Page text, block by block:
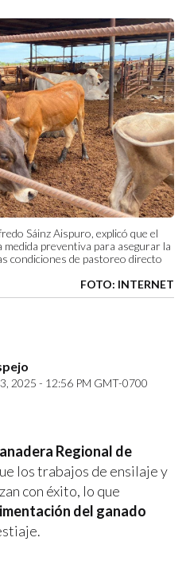
Sáinz Aispuro, explicó que el
preventiva para asegurar la
condiciones de pastoreo directo
FOTO: INTERNET
2025 - 12:56 PM GMT-0700
Regional de
los trabajos de ensilaje y
con éxito, lo que
del ganado